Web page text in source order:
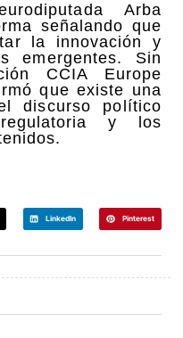
Arba
señalando que
la innovación y
emergentes. Sin
CCIA Europe
que existe una
discurso político
y los
LinkedIn Pinterest